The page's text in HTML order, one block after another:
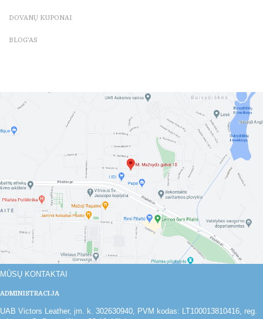
DOVANŲ KUPONAI
BLOG'AS
MŪSŲ KONTAKTAI
ADMINISTRACIJA
UAB Victors Leather, įm. k. 302630940, PVM kodas: LT100013810416, reg.